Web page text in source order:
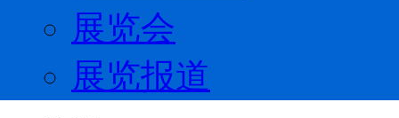
展览会
展览报道